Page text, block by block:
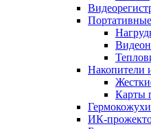
Портативные
Накопители
Карты
ИК-